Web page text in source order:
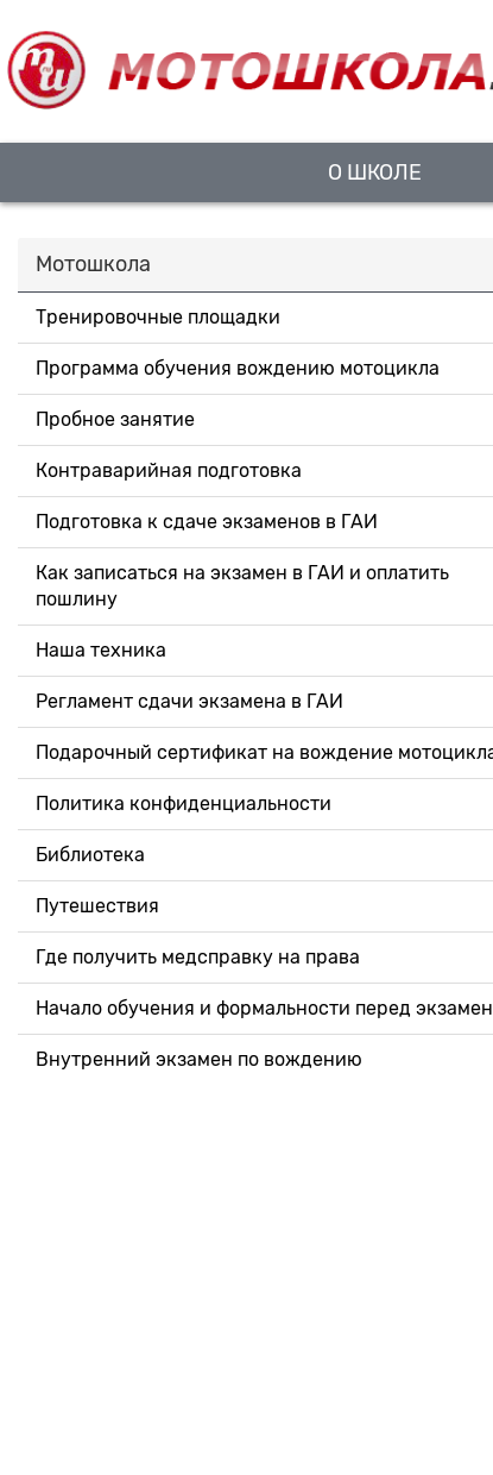
О ШКОЛЕ
Мотошкола
Тренировочные площадки
Программа обучения вождению мотоцикла
Пробное занятие
Контраварийная подготовка
Подготовка к сдаче экзаменов в ГАИ
Как записаться на экзамен в ГАИ и оплатить
пошлину
Наша техника
Регламент сдачи экзамена в ГАИ
Подарочный сертификат на вождение
Политика конфиденциальности
Библиотека
Путешествия
Где получить медсправку на права
Начало обучения и формальности перед
Внутренний экзамен по вождению